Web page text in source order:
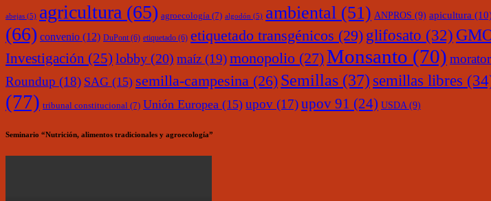
abejas (5) agricultura (65) agroecología (7) algodón (5) ambiental (51) ANPROS (9) apicultura
(66) convenio (12) DuPont (6) etiquetado (6) etiquetado transgénicos (29) glifosato (32)
Investigación (25) lobby (20) maíz (19)monopolio (27)Monsanto (70)
Roundup (18) SAG (15) semilla-campesina (26) Semillas (37) semillas libres
(77) tribunal constitucional (7) Unión Europea (15) upov (17)upov 91 (24) USDA (9)
Seminario “Nutrición, alimentos tradicionales y agroecología”